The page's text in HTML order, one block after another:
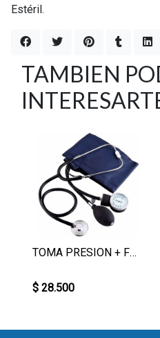
Estéril.
TAMBIEN
TOMA PRESION + FONENDO
$ 28.500